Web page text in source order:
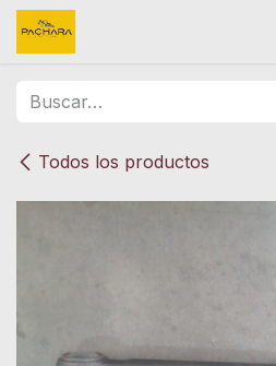
Ir al contenido
Todos los productos